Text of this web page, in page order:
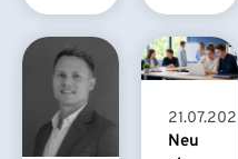
21.07.2026
Neu